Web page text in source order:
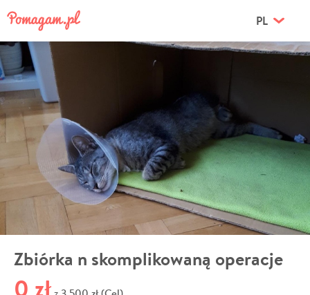
PL
Zbiórka n skomplikowaną operacje
0 zł